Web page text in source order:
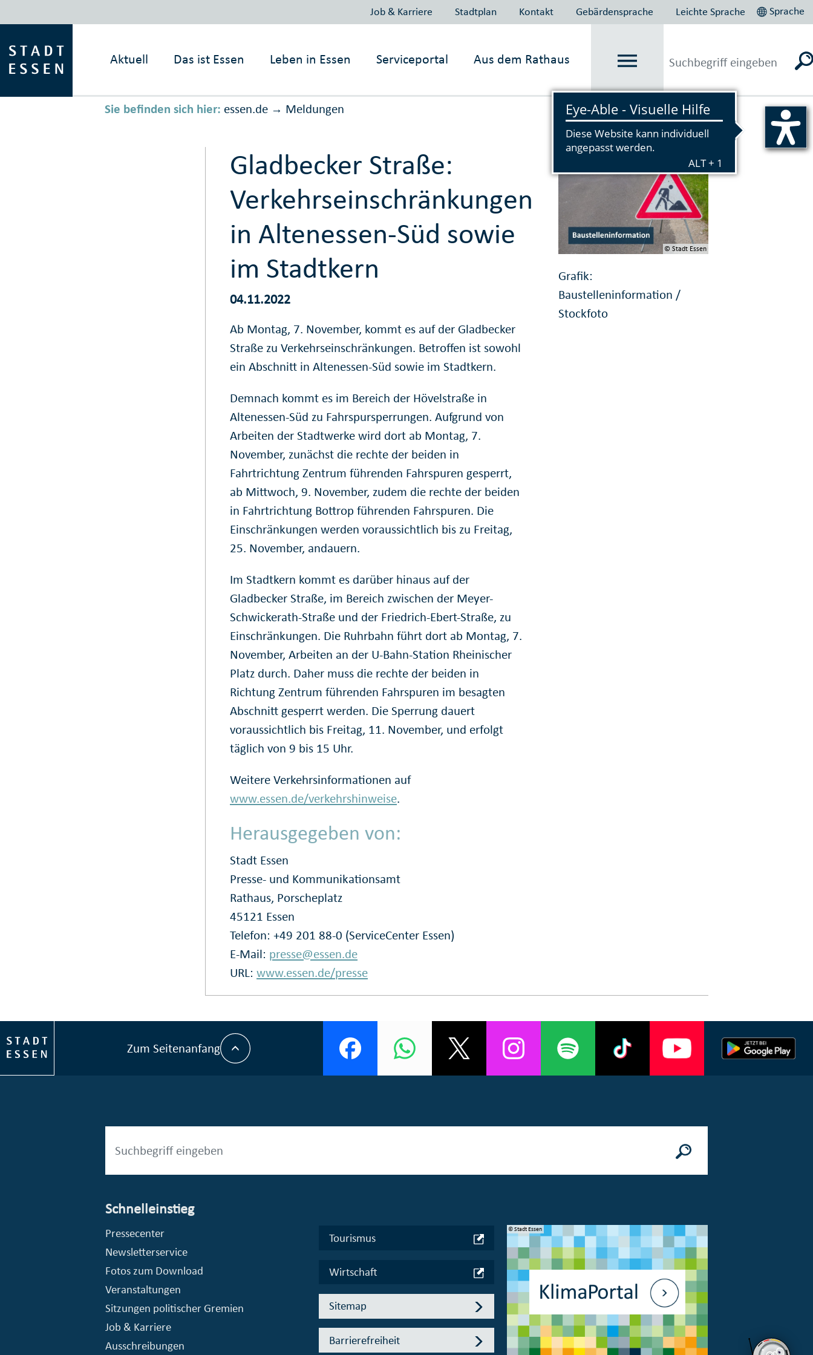
Job & Karriere Stadtplan Kontakt Gebärdensprache Leichte Sprache Sprache
Aktuell Das ist Essen Leben in Essen Serviceportal Aus dem Rathaus
Sie befinden sich hier: essen.de → Meldungen Vorlesen
Gladbecker Straße:
Verkehrseinschränkungen
in Altenessen-Süd sowie
im Stadtkern
04.11.2022
Ab Montag, 7. November, kommt es auf der Gladbecker
Straße zu Verkehrseinschränkungen. Betroffen ist sowohl
ein Abschnitt in Altenessen-Süd sowie im Stadtkern.
Demnach kommt es im Bereich der Hövelstraße in
Altenessen-Süd zu Fahrspursperrungen. Aufgrund von
Arbeiten der Stadtwerke wird dort ab Montag, 7.
November, zunächst die rechte der beiden in
Fahrtrichtung Zentrum führenden Fahrspuren gesperrt,
ab Mittwoch, 9. November, zudem die rechte der beiden
in Fahrtrichtung Bottrop führenden Fahrspuren. Die
Einschränkungen werden voraussichtlich bis zu Freitag,
25. November, andauern.
Im Stadtkern kommt es darüber hinaus auf der
Gladbecker Straße, im Bereich zwischen der Meyer-
Schwickerath-Straße und der Friedrich-Ebert-Straße, zu
Einschränkungen. Die Ruhrbahn führt dort ab Montag, 7.
November, Arbeiten an der U-Bahn-Station Rheinischer
Platz durch. Daher muss die rechte der beiden in
Richtung Zentrum führenden Fahrspuren im besagten
Abschnitt gesperrt werden. Die Sperrung dauert
voraussichtlich bis Freitag, 11. November, und erfolgt
täglich von 9 bis 15 Uhr.
Weitere Verkehrsinformationen auf
www.essen.de/verkehrshinweise.
Herausgegeben von:
Stadt Essen
Presse- und Kommunikationsamt
Rathaus, Porscheplatz
45121 Essen
Telefon: +49 201 88-0 (ServiceCenter Essen)
E-Mail: presse@essen.de
URL:www.essen.de/presse
© Stadt Essen
Grafik:
Baustelleninformation /
Stockfoto
Zum Seitenanfang
Schnelleinstieg
Pressecenter
Newsletterservice
Fotos zum Download
Veranstaltungen
Sitzungen politischer Gremien
Job & Karriere
Ausschreibungen
Tourismus
Wirtschaft
Sitemap
Barrierefreiheit
© Stadt Essen, Presse- und Kommunikationsamt © Stadt Essen